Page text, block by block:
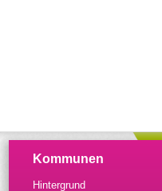
Kommunen
Hintergrund